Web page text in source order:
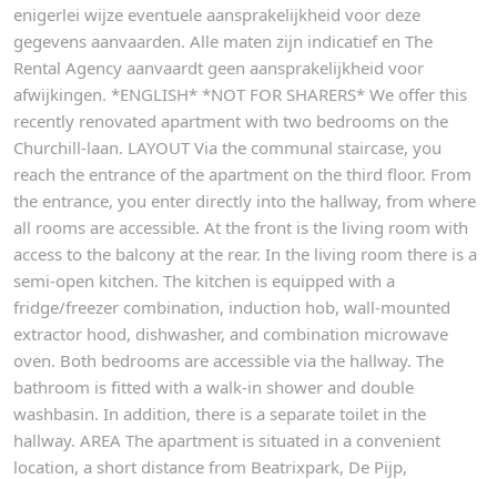
enigerlei wijze eventuele aansprakelijkheid voor deze
gegevens aanvaarden. Alle maten zijn indicatief en The
Rental Agency aanvaardt geen aansprakelijkheid voor
afwijkingen. *ENGLISH* *NOT FOR SHARERS* We offer this
recently renovated apartment with two bedrooms on the
Churchill-laan. LAYOUT Via the communal staircase, you
reach the entrance of the apartment on the third floor. From
the entrance, you enter directly into the hallway, from where
all rooms are accessible. At the front is the living room with
access to the balcony at the rear. In the living room there is a
semi-open kitchen. The kitchen is equipped with a
fridge/freezer combination, induction hob, wall-mounted
extractor hood, dishwasher, and combination microwave
oven. Both bedrooms are accessible via the hallway. The
bathroom is fitted with a walk-in shower and double
washbasin. In addition, there is a separate toilet in the
hallway. AREA The apartment is situated in a convenient
location, a short distance from Beatrixpark, De Pijp,